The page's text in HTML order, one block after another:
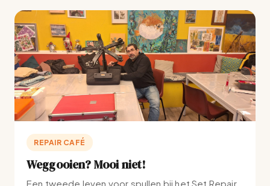
REPAIR CAFÉ
Weggooien? Mooi niet!
Een tweede leven voor spullen bij het Set Repair